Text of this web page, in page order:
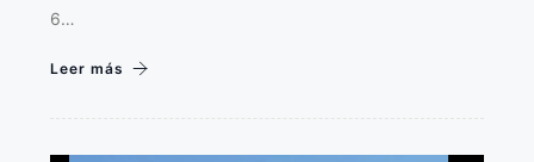
6…
Leer más